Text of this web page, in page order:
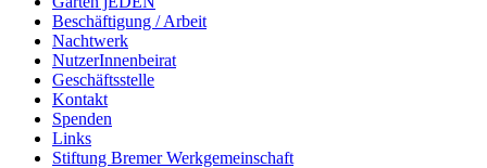
Beschäftigung / Arbeit
Nachtwerk
NutzerInnenbeirat
Geschäftsstelle
Kontakt
Spenden
Links
Stiftung Bremer Werkgemeinschaft